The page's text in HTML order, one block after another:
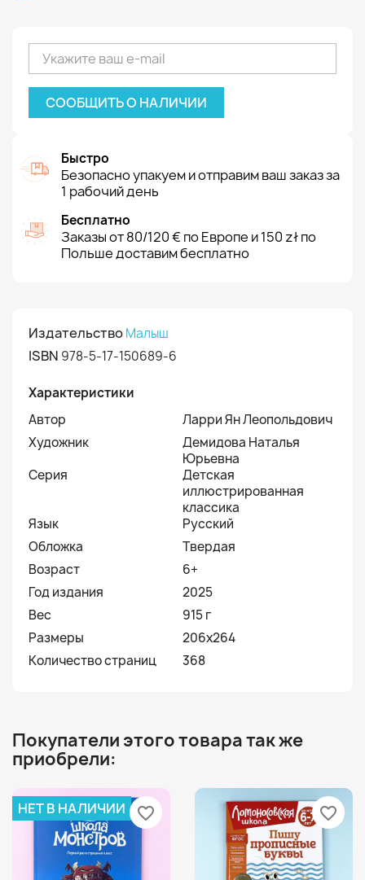
СООБЩИТЬ О НАЛИЧИИ
Быстро
Безопасно упакуем и отправим ваш заказ за
1 рабочий день
Бесплатно
Заказы от 80/120 € по Европе и 150 zł по
Польше доставим бесплатно
ИздательствоМалыш
ISBN 978-5-17-150689-6
Характеристики
Автор
Ларри Ян Леопольдович
Художник
Демидова Наталья
Юрьевна
Серия
Детская
иллюстрированная
классика
Язык
Русский
Обложка
Твердая
Возраст
6+
Год издания
2025
Вес
915 г
Размеры
206х264
Количество страниц
368
Покупатели этого товара так же
приобрели:
НЕТ В НАЛИЧИИ favorite_border favorite_border